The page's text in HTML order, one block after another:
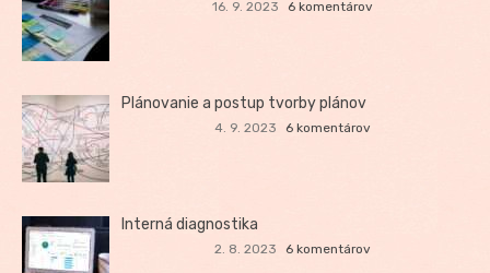
16. 9. 2023 6 komentárov
Plánovanie a postup tvorby plánov
4. 9. 2023 6 komentárov
Interná diagnostika
2. 8. 2023 6 komentárov